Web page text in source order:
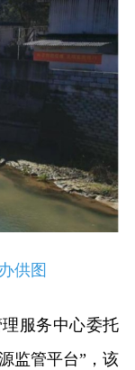
供图
服务中心委托
监管平台”，该